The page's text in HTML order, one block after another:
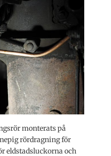
monterats på
rördragning för
eldstadsluckorna och